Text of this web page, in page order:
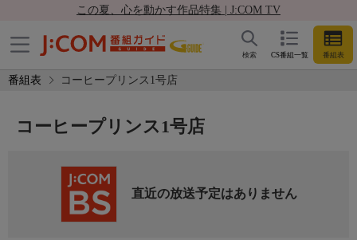
この夏、心を動かす作品特集 | J:COM TV
CS番組一覧 番組表
検索
番組表 コーヒープリンス1号店
コーヒープリンス1号店
直近の放送予定はありません